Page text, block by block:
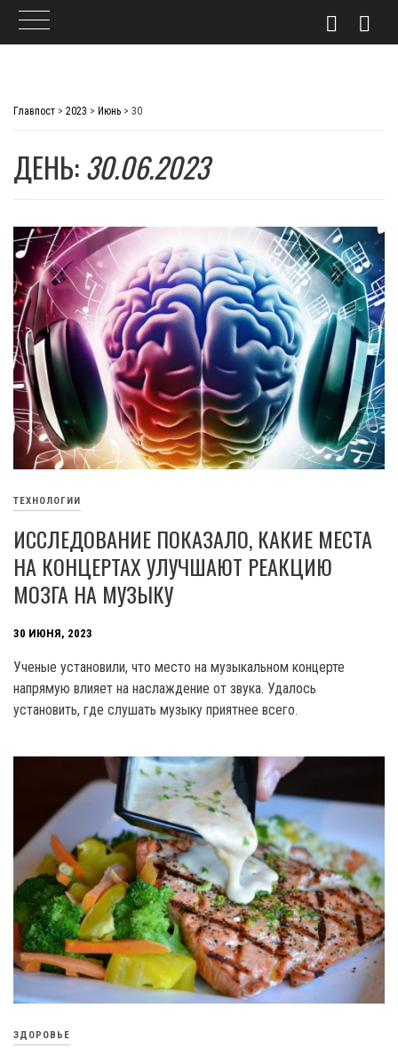
Главпост > 2023 > Июнь > 30
ДЕНЬ:30.06.2023
ТЕХНОЛОГИИ
ИССЛЕДОВАНИЕ ПОКАЗАЛО, КАКИЕ МЕСТА
НА КОНЦЕРТАХ УЛУЧШАЮТ РЕАКЦИЮ
МОЗГА НА МУЗЫКУ
30 ИЮНЯ, 2023
Ученые установили, что место на музыкальном концерте
напрямую влияет на наслаждение от звука. Удалось
установить, где слушать музыку приятнее всего.
ЗДОРОВЬЕ